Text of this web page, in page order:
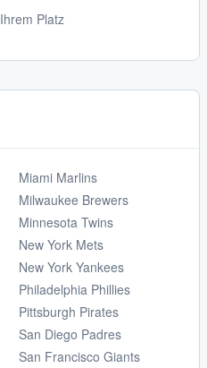
Ihrem Platz
Miami Marlins
Milwaukee Brewers
Minnesota Twins
New York Mets
New York Yankees
Philadelphia Phillies
Pittsburgh Pirates
San Diego Padres
San Francisco Giants